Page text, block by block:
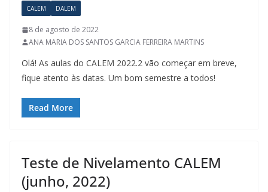
CALEM DALEM
8 de agosto de 2022
ANA MARIA DOS SANTOS GARCIA FERREIRA MARTINS
Olá! As aulas do CALEM 2022.2 vão começar em breve,
fique atento às datas. Um bom semestre a todos!
Read More
Teste de Nivelamento CALEM
(junho, 2022)